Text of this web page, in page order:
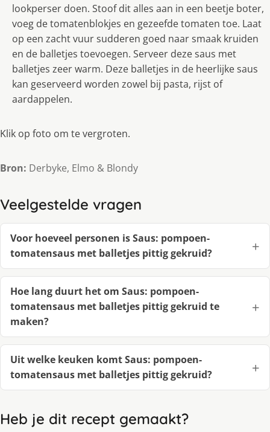
lookperser doen. Stoof dit alles aan in een beetje boter,
voeg de tomatenblokjes en gezeefde tomaten toe. Laat
op een zacht vuur sudderen goed naar smaak kruiden
en de balletjes toevoegen. Serveer deze saus met
balletjes zeer warm. Deze balletjes in de heerlijke saus
kan geserveerd worden zowel bij pasta, rijst of
aardappelen.
Klik op foto om te vergroten.
Bron: Derbyke, Elmo & Blondy
Veelgestelde vragen
Voor hoeveel personen is Saus: pompoen-
tomatensaus met balletjes pittig gekruid?
Hoe lang duurt het om Saus: pompoen-
tomatensaus met balletjes pittig gekruid te
maken?
Uit welke keuken komt Saus: pompoen-
tomatensaus met balletjes pittig gekruid?
Heb je dit recept gemaakt?